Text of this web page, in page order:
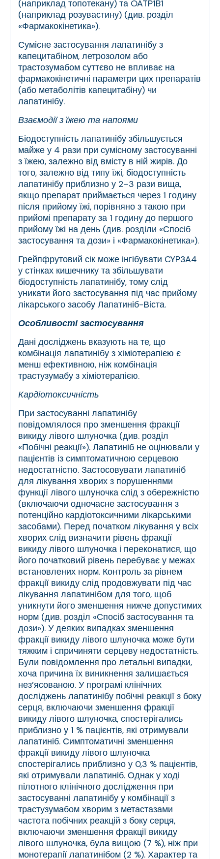
(наприклад топотекану) та OATP1B1
(наприклад розувастину) (див. розділ
«Фармакокінетика»).
Сумісне застосування лапатинібу з
капецитабіном, летрозолом або
трастозумабом суттєво не впливає на
фармакокінетичні параметри цих препаратів
(або метаболітів капецитабіну) чи
лапатинібу.
Взаємодії з їжею та напоями
Біодоступність лапатинібу збільшується
майже у 4 рази при сумісному застосуванні
з їжею, залежно від вмісту в ній жирів. До
того, залежно від типу їжі, біодоступність
лапатинібу приблизно у 2–3 рази вища,
якщо препарат приймається через 1 годину
після прийому їжі, порівняно з такою при
прийомі препарату за 1 годину до першого
прийому їжі на день (див. розділи «Спосіб
застосування та дози» і «Фармакокінетика»).
Грейпфрутовий сік може інгібувати CYP3A4
у стінках кишечнику та збільшувати
біодоступність лапатинібу, тому слід
уникати його застосування під час прийому
лікарського засобу Лапатиніб-Віста.
Особливості застосування
Дані досліджень вказують на те, що
комбінація лапатинібу з хіміотерапією є
менш ефективною, ніж комбінація
трастузумабу з хіміотерапією.
Кардіотоксичність
При застосуванні лапатинібу
повідомлялося про зменшення фракції
викиду лівого шлуночка (див. розділ
«Побічні реакції»). Лапатиніб не оцінювали у
пацієнтів із симптоматичною серцевою
недостатністю. Застосовувати лапатиніб
для лікування хворих з порушеннями
функції лівого шлуночка слід з обережністю
(включаючи одночасне застосування з
потенційно кардіотоксичними лікарськими
засобами). Перед початком лікування у всіх
хворих слід визначити рівень фракції
викиду лівого шлуночка і переконатися, що
його початковий рівень перебуває у межах
встановлених норм. Контроль за рівнем
фракції викиду слід продовжувати під час
лікування лапатинібом для того, щоб
уникнути його зменшення нижче допустимих
норм (див. розділ «Спосіб застосування та
дози»). У деяких випадках зменшення
фракції викиду лівого шлуночка може бути
тяжким і спричиняти серцеву недостатність.
Були повідомлення про летальні випадки,
хоча причина їх виникнення залишається
нез’ясованою. У програмі клінічних
досліджень лапатинібу побічні реакції з боку
серця, включаючи зменшення фракції
викиду лівого шлуночка, спостерігались
приблизно у 1 % пацієнтів, які отримували
лапатиніб. Симптоматичні зменшення
фракції викиду лівого шлуночка
спостерігались приблизно у 0,3 % пацієнтів,
які отримували лапатиніб. Однак у ході
пілотного клінічного дослідження при
застосуванні лапатинібу у комбінації з
трастузумабом хворим з метастазами
частота побічних реакцій з боку серця,
включаючи зменшення фракції викиду
лівого шлуночка, була вищою (7 %), ніж при
монотерапії лапатинібом (2 %). Характер та